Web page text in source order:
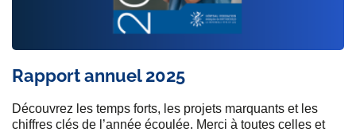
Rapport annuel 2025
Découvrez les temps forts, les projets marquants et les
chiffres clés de l’année écoulée. Merci à toutes celles et